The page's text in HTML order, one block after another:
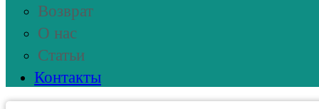
Возврат
О нас
Статьи
Контакты